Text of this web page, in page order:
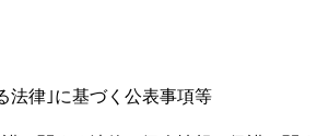
法律｣に基づく公表事項等